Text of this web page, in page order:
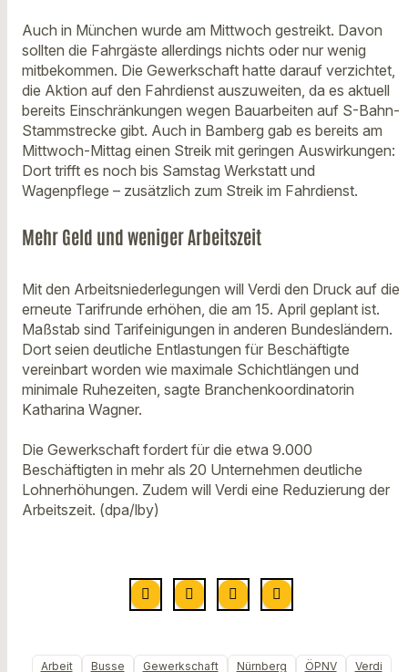
Auch in München wurde am Mittwoch gestreikt. Davon
sollten die Fahrgäste allerdings nichts oder nur wenig
mitbekommen. Die Gewerkschaft hatte darauf verzichtet,
die Aktion auf den Fahrdienst auszuweiten, da es aktuell
bereits Einschränkungen wegen Bauarbeiten auf S-Bahn-
Stammstrecke gibt. Auch in Bamberg gab es bereits am
Mittwoch-Mittag einen Streik mit geringen Auswirkungen:
Dort trifft es noch bis Samstag Werkstatt und
Wagenpflege – zusätzlich zum Streik im Fahrdienst.
Mehr Geld und weniger Arbeitszeit
Mit den Arbeitsniederlegungen will Verdi den Druck auf die
erneute Tarifrunde erhöhen, die am 15. April geplant ist.
Maßstab sind Tarifeinigungen in anderen Bundesländern.
Dort seien deutliche Entlastungen für Beschäftigte
vereinbart worden wie maximale Schichtlängen und
minimale Ruhezeiten, sagte Branchenkoordinatorin
Katharina Wagner.
Die Gewerkschaft fordert für die etwa 9.000
Beschäftigten in mehr als 20 Unternehmen deutliche
Lohnerhöhungen. Zudem will Verdi eine Reduzierung der
Arbeitszeit. (dpa/lby)
Arbeit Busse Gewerkschaft Nürnberg ÖPNV Verdi